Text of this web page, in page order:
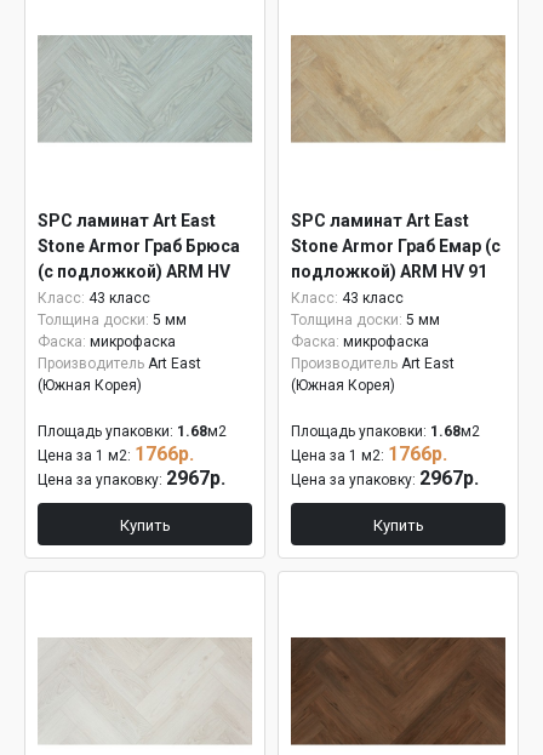
SPC ламинат Art East
Stone Armor Граб Брюса
(с подложкой) ARM HV
95
Класс: 43 класс
Толщина доски: 5 мм
Фаска: микрофаска
Производитель Art East
(Южная Корея)
Площадь упаковки: 1.68м2
Цена за 1 м2: 1766р.
Цена за упаковку: 2967р.
Купить
SPC ламинат Art East
Stone Armor Граб Емар (с
подложкой) ARM HV 91
Класс: 43 класс
Толщина доски: 5 мм
Фаска: микрофаска
Производитель Art East
(Южная Корея)
Площадь упаковки: 1.68м2
Цена за 1 м2: 1766р.
Цена за упаковку: 2967р.
Купить